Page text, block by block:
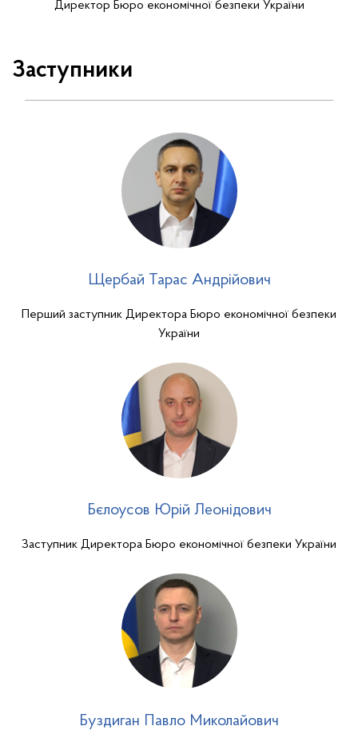
Директор Бюро економічної безпеки України
Заступники
Щербай Тарас Андрійович
Перший заступник Директора Бюро економічної безпеки
України
Бєлоусов Юрій Леонідович
Заступник Директора Бюро економічної безпеки України
Буздиган Павло Миколайович